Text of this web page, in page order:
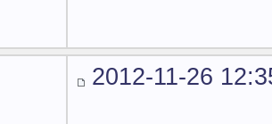
2012-11-26